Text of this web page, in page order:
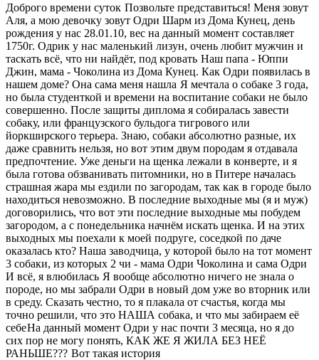
Доброго времени суток Позвольте представиться! Меня зовут
Аля, а мою девочку зовут Одри Шарм из Дома Кунец, день
рождения у нас 28.01.10, вес на данный момент составляет
1750г. Одрик у нас маленький лизун, очень любит мужчин и
таскать всё, что ни найдёт, под кровать Наш папа - Юппи
Джин, мама - Чоколина из Дома Кунец. Как Одри появилась в
нашем доме? Она сама меня нашла Я мечтала о собаке 3 года,
но была студенткой и времени на воспитание собаки не было
совершенно. После защиты диплома я собиралась завести
собаку, или французского бульдога тигрового или
йоркширского терьера. Знаю, собаки абсолютно разные, их
даже сравнить нельзя, но вот этим двум породам я отдавала
предпочтение. Уже деньги на щенка лежали в конверте, и я
была готова обзванивать питомники, но в Питере началась
страшная жара мы ездили по загородам, так как в городе было
находиться невозможно. В последние выходные мы (я и муж)
договорились, что вот эти последние выходные мы побудем
загородом, а с понедельника начнём искать щенка. И на этих
выходных мы поехали к моей подруге, соседкой по даче
оказалась кто? Наша заводчица, у которой было на тот момент
3 собаки, из которых 2 чи - мама Одри Чоколина и сама Одри
И всё, я влюбилась Я вообще абсолютно ничего не знала о
породе, но мы забрали Одри в новый дом уже во вторник или
в среду. Сказать честно, то я плакала от счастья, когда мы
точно решили, что это НАША собака, и что мы забираем её
себеНа данный момент Одри у нас почти 3 месяца, но я до
сих пор не могу понять, КАК ЖЕ Я ЖИЛА БЕЗ НЕЁ
РАНЬШЕ??? Вот такая история